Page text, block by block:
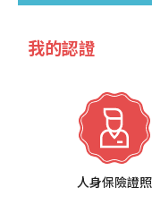
我的認證
人身保險證照